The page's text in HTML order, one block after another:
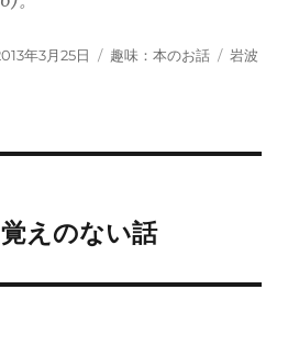
年3月25日
カ
趣味：本のお話
タ
岩波
えのない話